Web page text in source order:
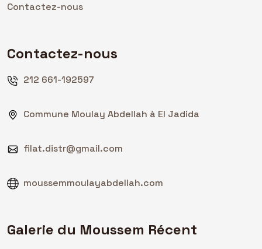
Contactez-nous
Contactez-nous
212 661-192597
Commune Moulay Abdellah à El Jadida
filat.distr@gmail.com
moussemmoulayabdellah.com
Galerie du Moussem Récent